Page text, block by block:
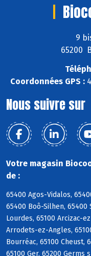
9
65200
Coordonnées GPS :
Nous suivre sur
Votre magasin
de :
65400 Agos-Vidalos,
65400 Boô-Silhen, 65400
Lourdes, 65100 Arcizac-
Arrodets-ez-Angles,
Bourréac, 65100 Cheust,
65100 Ger, 65200 Germs